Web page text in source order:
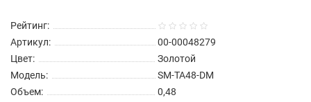
Рейтинг:
Артикул:
00-00048279
Цвет:
Золотой
Модель:
SM-TA48-DM
Объем:
0,48